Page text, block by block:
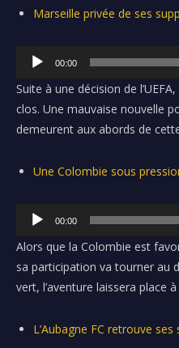
u
Marseille privée de ses
c
t
e
00:00
Suite à une décision de
clos. Une mauvaise nouvelle
demeurent aux abords de
Une Colombie sous
c
t
e
00:00
Alors que la Colombie est
sa participation va tourner au
vert, l’aventure laissera place
L’Aubagne FC retrouve